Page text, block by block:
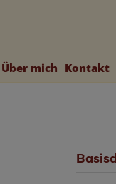
Über mich Kontakt